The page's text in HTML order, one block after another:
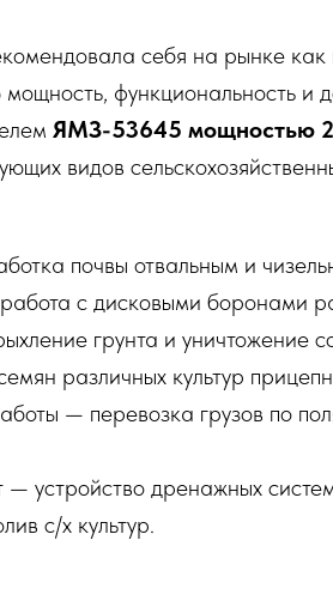
себя на рынке как
функциональность и
ЯМЗ-53645 мощностью
видов
почвы отвальным и
с дисковыми боронами
грунта и уничтожение
различных культур
— перевозка грузов по
устройство дренажных
с/х культур.